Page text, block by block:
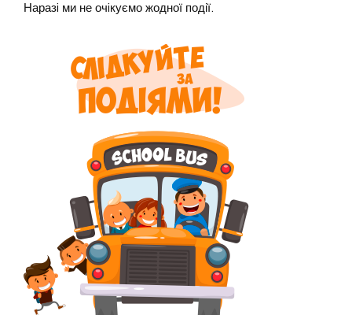
Наразi ми не очiкуємо жодної події.